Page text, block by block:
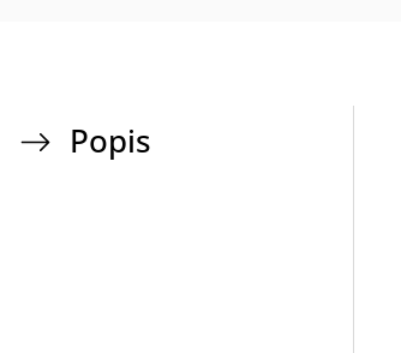
Popis